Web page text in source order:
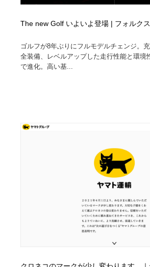
The new Golf いよいよ登場 | フォルク
ゴルフが8年ぶりにフルモデルチェンジ。
全装備、レベルアップした走行性能と環境
で進化。高い基...